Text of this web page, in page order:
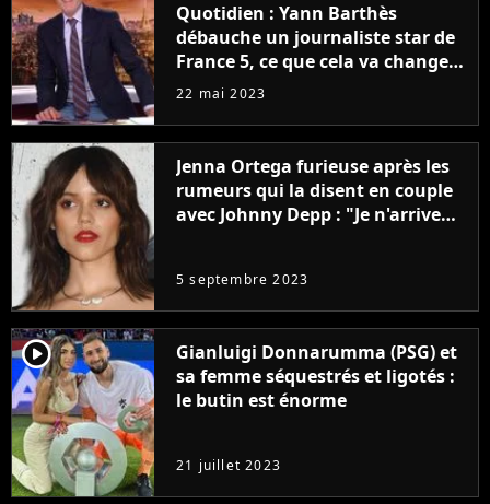
Quotidien : Yann Barthès
débauche un journaliste star de
France 5, ce que cela va changer
à la rentrée
22 mai 2023
Jenna Ortega furieuse après les
rumeurs qui la disent en couple
avec Johnny Depp : "Je n'arrive
5 septembre 2023
player2
Gianluigi Donnarumma (PSG) et
sa femme séquestrés et ligotés :
le butin est énorme
21 juillet 2023